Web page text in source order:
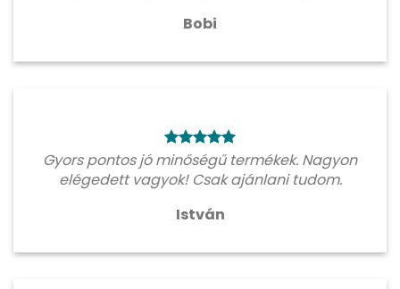
Bobi
Gyors pontos jó minőségű termékek. Nagyon
elégedett vagyok! Csak ajánlani tudom.
István